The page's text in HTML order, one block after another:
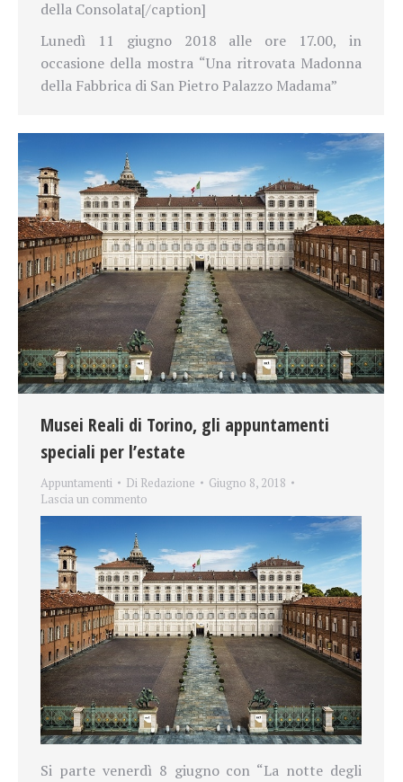
della Consolata[/caption]
Lunedì 11 giugno 2018 alle ore 17.00, in
occasione della mostra “Una ritrovata Madonna
della Fabbrica di San Pietro Palazzo Madama”
Musei Reali di Torino, gli appuntamenti
speciali per l’estate
Appuntamenti Di Redazione
Giugno 8, 2018
Lascia un commento
Si parte venerdì 8 giugno con “La notte degli